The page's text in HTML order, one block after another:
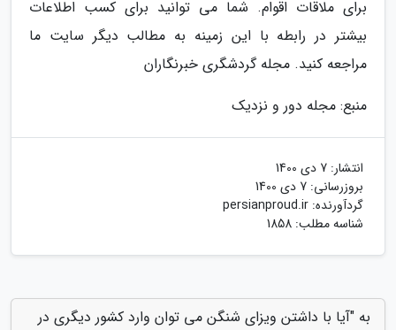
برای ملاقات اقوام. شما می توانید برای کسب اطلاعات
بیشتر در رابطه با این زمینه به مطالب دیگر سایت ما
مراجعه کنید. مجله گردشگری خبرنگاران
منبع: مجله دور و نزدیک
انتشار: 7 دی 1400
بروزرسانی: 7 دی 1400
گردآورنده: persianproud.ir
شناسه مطلب: 1858
به "آیا با داشتن ویزای شنگن می توان وارد کشور دیگری در